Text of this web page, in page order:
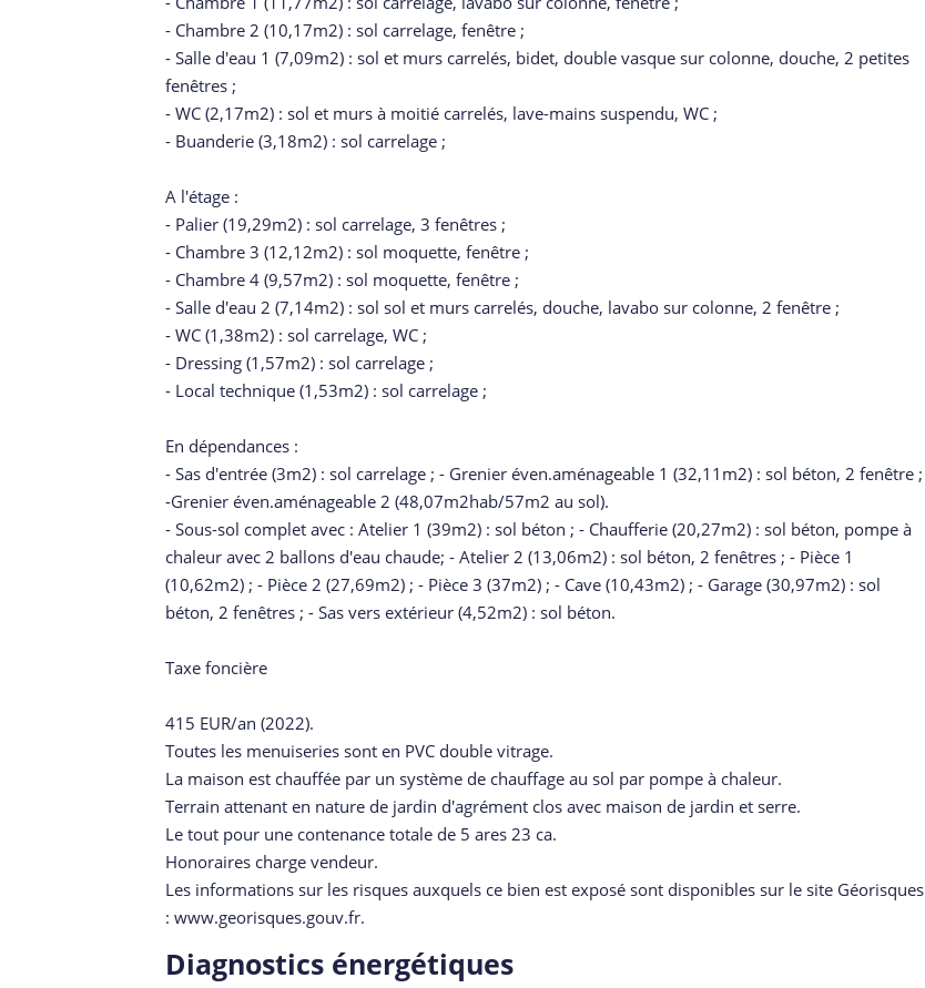
- Chambre 2 (10,17m2) : sol carrelage, fenêtre ;
- Salle d'eau 1 (7,09m2) : sol et murs carrelés, bidet, double vasque sur colonne, douche, 2 petites
fenêtres ;
- WC (2,17m2) : sol et murs à moitié carrelés, lave-mains suspendu, WC ;
- Buanderie (3,18m2) : sol carrelage ;
A l'étage :
- Palier (19,29m2) : sol carrelage, 3 fenêtres ;
- Chambre 3 (12,12m2) : sol moquette, fenêtre ;
- Chambre 4 (9,57m2) : sol moquette, fenêtre ;
- Salle d'eau 2 (7,14m2) : sol sol et murs carrelés, douche, lavabo sur colonne, 2 fenêtre ;
- WC (1,38m2) : sol carrelage, WC ;
- Dressing (1,57m2) : sol carrelage ;
- Local technique (1,53m2) : sol carrelage ;
En dépendances :
- Sas d'entrée (3m2) : sol carrelage ; - Grenier éven.aménageable 1 (32,11m2) : sol béton, 2 fenêtre ;
-Grenier éven.aménageable 2 (48,07m2hab/57m2 au sol).
- Sous-sol complet avec : Atelier 1 (39m2) : sol béton ; - Chaufferie (20,27m2) : sol béton, pompe à
chaleur avec 2 ballons d'eau chaude; - Atelier 2 (13,06m2) : sol béton, 2 fenêtres ; - Pièce 1
(10,62m2) ; - Pièce 2 (27,69m2) ; - Pièce 3 (37m2) ; - Cave (10,43m2) ; - Garage (30,97m2) : sol
béton, 2 fenêtres ; - Sas vers extérieur (4,52m2) : sol béton.
Taxe foncière
415 EUR/an (2022).
Toutes les menuiseries sont en PVC double vitrage.
La maison est chauffée par un système de chauffage au sol par pompe à chaleur.
Terrain attenant en nature de jardin d'agrément clos avec maison de jardin et serre.
Le tout pour une contenance totale de 5 ares 23 ca.
Honoraires charge vendeur.
Les informations sur les risques auxquels ce bien est exposé sont disponibles sur le site Géorisques
: www.georisques.gouv.fr.
Diagnostics énergétiques